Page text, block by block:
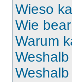
Wieso
Wie
Warum